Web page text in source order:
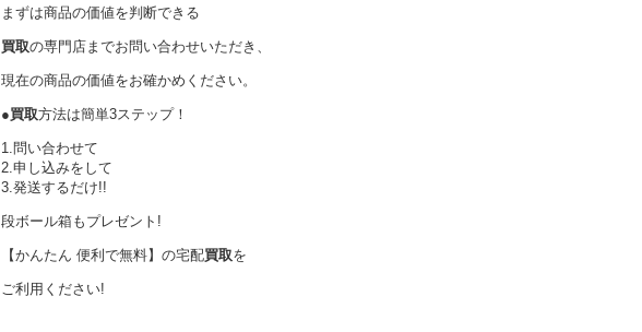
まずは商品の価値を判断できる
買取の専門店までお問い合わせいただき、
現在の商品の価値をお確かめください。
●買取方法は簡単3ステップ！
1.問い合わせて
2.申し込みをして
3.発送するだけ!!
段ボール箱もプレゼント!
【かんたん 便利で無料】の宅配買取を
ご利用ください!